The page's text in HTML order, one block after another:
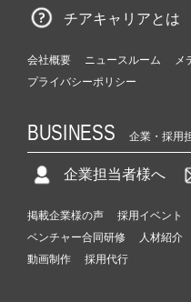
チアキャリアとは
会社概要 ニュースルーム
メ
プライバシーポリシー
BUSINESS 企業・採用
企業担当者様へ
掲載企業様の声 採用イベント
ベンチャー合同研修
人材紹介
動画制作
採用代行